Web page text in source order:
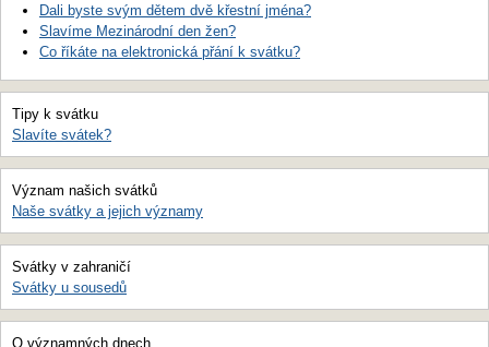
Dali byste svým dětem dvě křestní jména?
Slavíme Mezinárodní den žen?
Co říkáte na elektronická přání k svátku?
Tipy k svátku
Slavíte svátek?
Význam našich svátků
Naše svátky a jejich významy
Svátky v zahraničí
Svátky u sousedů
O významných dnech